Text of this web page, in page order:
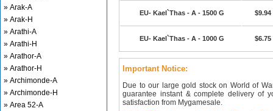
» Arak-A
» Arak-H
» Arathi-A
» Arathi-H
» Arathor-A
» Arathor-H
» Archimonde-A
» Archimonde-H
» Area 52-A
EU- Kael`Thas - A - 1500 G $9.94
EU- Kael`Thas - A - 1000 G $6.75
Important Notice:
Due to our large gold stock on World of
guarantee instant & complete delivery of
satisfaction from Mygamesale.